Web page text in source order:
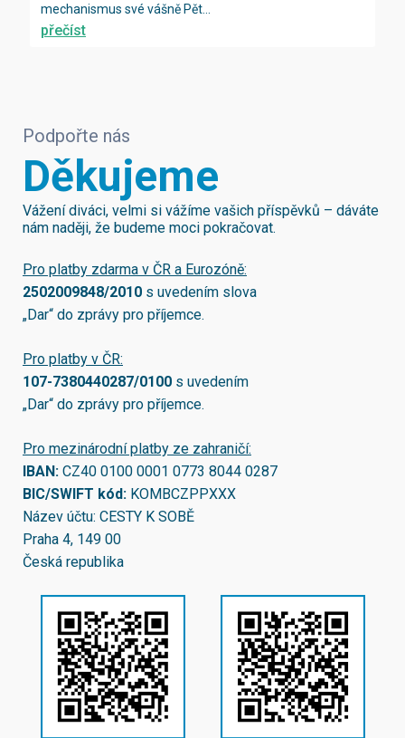
mechanismus své vášně Pět...
přečíst
Podpořte nás
Děkujeme
Vážení diváci, velmi si vážíme vašich příspěvků – dáváte
nám naději, že budeme moci pokračovat.
Pro platby zdarma v ČR a Eurozóně:
2502009848/2010 s uvedením slova
„Dar“ do zprávy pro příjemce.
Pro platby v ČR:
107-7380440287/0100 s uvedením
„Dar“ do zprávy pro příjemce.
Pro mezinárodní platby ze zahraničí:
IBAN: CZ40 0100 0001 0773 8044 0287
BIC/SWIFT kód: KOMBCZPPXXX
Název účtu: CESTY K SOBĚ
Praha 4, 149 00
Česká republika